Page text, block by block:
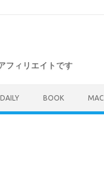
フィリエイトです
DAILY BOOK MAC